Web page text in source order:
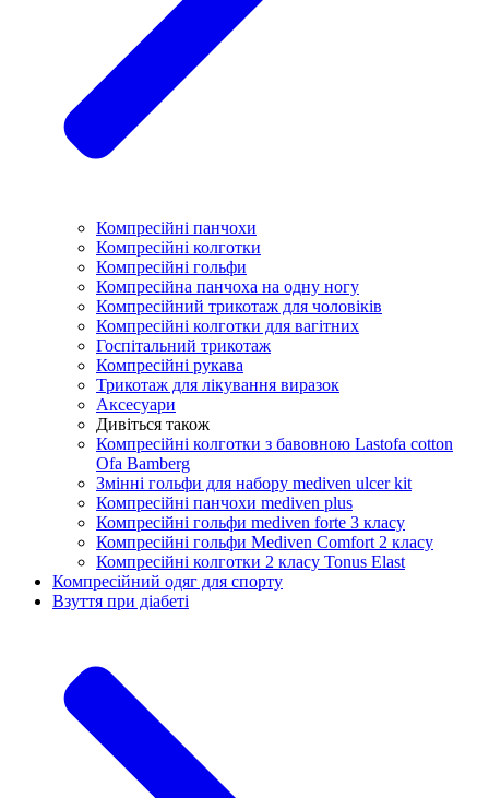
Компресійні панчохи
Компресійні колготки
Компресійні гольфи
Компресійна панчоха на одну ногу
Компресійний трикотаж для чоловіків
Компресійні колготки для вагітних
Госпітальний трикотаж
Компресійні рукава
Трикотаж для лікування виразок
Аксесуари
Дивіться також
Компресійні колготки з бавовною Lastofa cotton
Ofa Bamberg
Змінні гольфи для набору mediven ulcer kit
Компресійні панчохи mediven plus
Компресійні гольфи mediven forte 3 класу
Компресійні гольфи Mediven Comfort 2 класу
Компресійні колготки 2 класу Tonus Elast
Компресійний одяг для спорту
Взуття при діабеті